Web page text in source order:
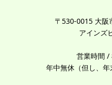
〒530-0015 大阪
アインズ
営業時間 /
年中無休（但し、年